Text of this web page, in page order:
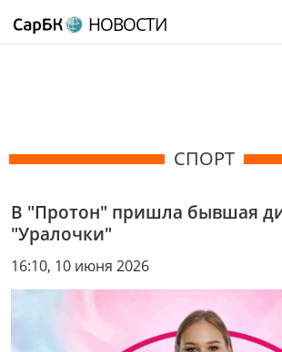
НОВОСТИ
СПОРТ
В "Протон" пришла бывшая
"Уралочки"
16:10, 10 июня 2026